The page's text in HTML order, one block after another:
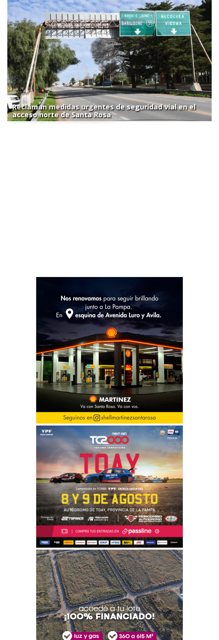
Reclaman medidas urgentes de seguridad vial en el
acceso norte de Santa Rosa